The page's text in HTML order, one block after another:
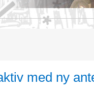
med ny